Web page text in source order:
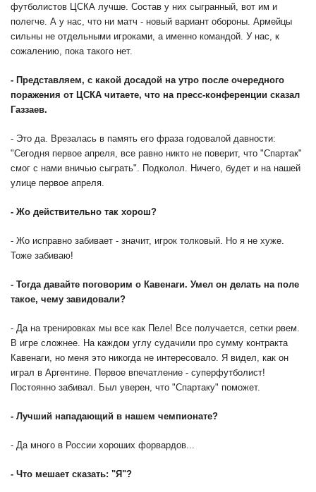
футболистов ЦСКА лучше. Состав у них сыгранный, вот им и
полегче. А у нас, что ни матч - новый вариант обороны. Армейцы
сильны не отдельными игроками, а именно командой. У нас, к
сожалению, пока такого нет.
- Представляем, с какой досадой на утро после очередного
поражения от ЦСКА читаете, что на пресс-конференции сказал
Газзаев.
- Это да. Врезалась в память его фраза годовалой давности:
"Сегодня первое апреля, все равно никто не поверит, что "Спартак"
смог с нами вничью сыграть". Подколол. Ничего, будет и на нашей
улице первое апреля.
- Жо действительно так хорош?
- Жо исправно забивает - значит, игрок толковый. Но я не хуже.
Тоже забиваю!
- Тогда давайте поговорим о Кавенаги. Умел он делать на поле
такое, чему завидовали?
- Да на тренировках мы все как Пеле! Все получается, сетки рвем.
В игре сложнее. На каждом углу судачили про сумму контракта
Кавенаги, но меня это никогда не интересовало. Я видел, как он
играл в Аргентине. Первое впечатление - суперфутболист!
Постоянно забивал. Был уверен, что "Спартаку" поможет.
- Лучший нападающий в нашем чемпионате?
- Да много в России хороших форвардов...
- Что мешает сказать: "Я"?